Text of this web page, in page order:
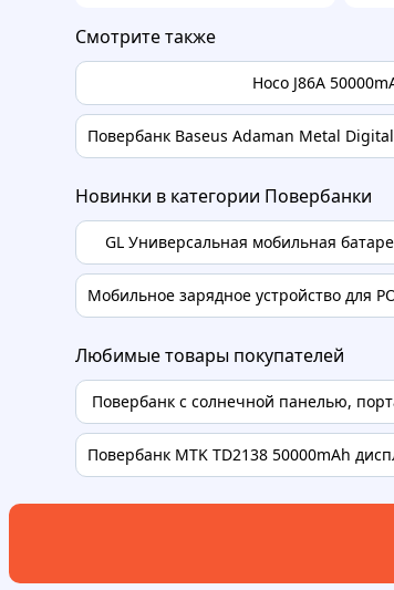
Смотрите также
Hoco J86A
Повербанк Baseus Adaman Metal
Новинки в категории Повербанки
GL Универсальная мобильная
Мобильное зарядное устройство для
Любимые товары покупателей
Повербанк с солнечной панелью,
Повербанк MTK TD2138 50000mAh